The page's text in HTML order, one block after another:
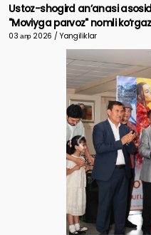
Ustoz-shogird anʼanasi
"Moviyga parvoz" nomli
03 апр 2026 / Yangiliklar